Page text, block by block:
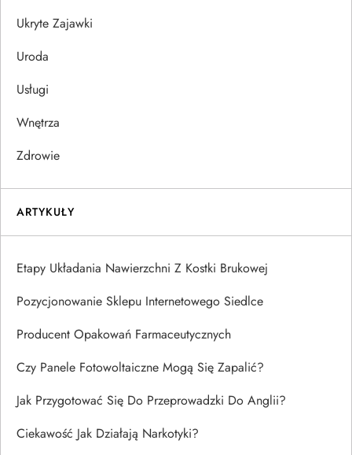
Ukryte Zajawki
Uroda
Usługi
Wnętrza
Zdrowie
ARTYKUŁY
Etapy Układania Nawierzchni Z Kostki Brukowej
Pozycjonowanie Sklepu Internetowego Siedlce
Producent Opakowań Farmaceutycznych
Czy Panele Fotowoltaiczne Mogą Się Zapalić?
Jak Przygotować Się Do Przeprowadzki Do Anglii?
Ciekawość Jak Działają Narkotyki?